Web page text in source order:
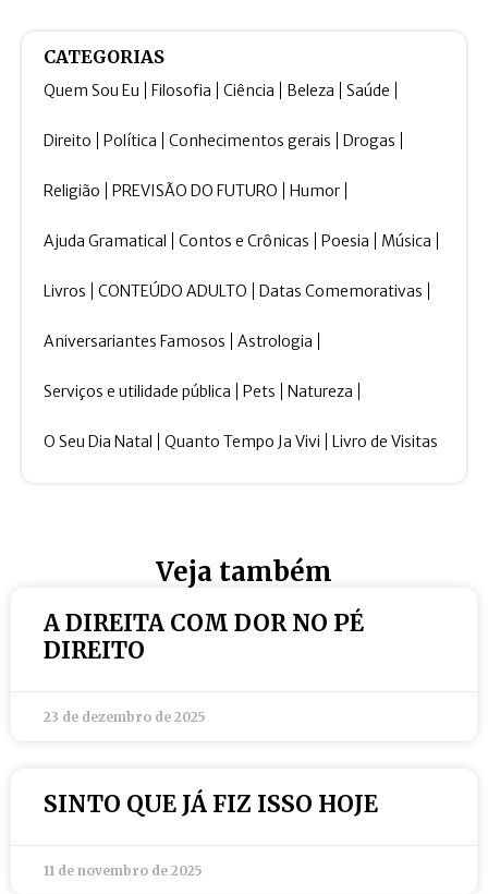
CATEGORIAS
Quem Sou Eu Filosofia Ciência Beleza Saúde
Direito Política Conhecimentos gerais Drogas
Religião PREVISÃO DO FUTURO Humor
Ajuda Gramatical Contos e Crônicas Poesia Música
Livros CONTEÚDO ADULTO Datas Comemorativas
Aniversariantes Famosos Astrologia
Serviços e utilidade pública Pets Natureza
O Seu Dia Natal Quanto Tempo Ja Vivi Livro de Visitas
Veja também
A DIREITA COM DOR NO PÉ
DIREITO
23 de dezembro de 2025
SINTO QUE JÁ FIZ ISSO HOJE
11 de novembro de 2025